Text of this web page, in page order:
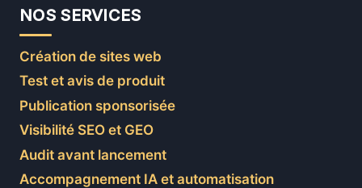
NOS SERVICES
Création de sites web
Test et avis de produit
Publication sponsorisée
Visibilité SEO et GEO
Audit avant lancement
Accompagnement IA et automatisation